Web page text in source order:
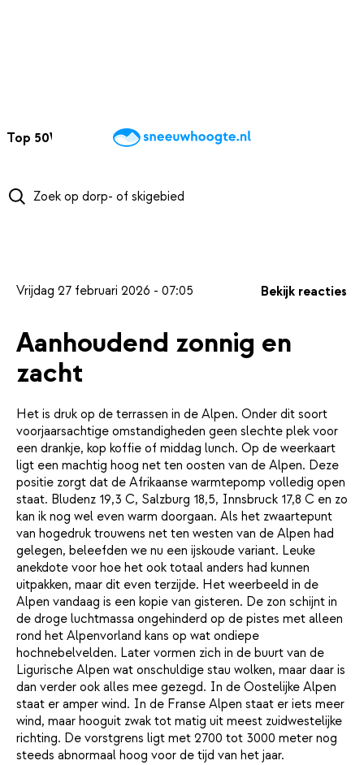
Top 50Webcams WintersportweerKaarten
Vrijdag 27 februari 2026 - 07:05 Bekijk reacties
Aanhoudend zonnig en
zacht
Het is druk op de terrassen in de Alpen. Onder dit soort
voorjaarsachtige omstandigheden geen slechte plek voor
een drankje, kop koffie of middag lunch. Op de weerkaart
ligt een machtig hoog net ten oosten van de Alpen. Deze
positie zorgt dat de Afrikaanse warmtepomp volledig open
staat. Bludenz 19,3 C, Salzburg 18,5, Innsbruck 17,8 C en zo
kan ik nog wel even warm doorgaan. Als het zwaartepunt
van hogedruk trouwens net ten westen van de Alpen had
gelegen, beleefden we nu een ijskoude variant. Leuke
anekdote voor hoe het ook totaal anders had kunnen
uitpakken, maar dit even terzijde. Het weerbeeld in de
Alpen vandaag is een kopie van gisteren. De zon schijnt in
de droge luchtmassa ongehinderd op de pistes met alleen
rond het Alpenvorland kans op wat ondiepe
hochnebelvelden. Later vormen zich in de buurt van de
Ligurische Alpen wat onschuldige stau wolken, maar daar is
dan verder ook alles mee gezegd. In de Oostelijke Alpen
staat er amper wind. In de Franse Alpen staat er iets meer
wind, maar hooguit zwak tot matig uit meest zuidwestelijke
richting. De vorstgrens ligt met 2700 tot 3000 meter nog
steeds abnormaal hoog voor de tijd van het jaar.